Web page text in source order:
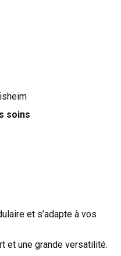
soins
et s’adapte à vos
et une grande versatilité.